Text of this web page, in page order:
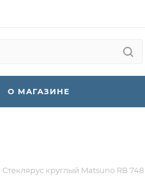
О МАГАЗИНЕ
Стеклярус круглый Matsuno RB 748